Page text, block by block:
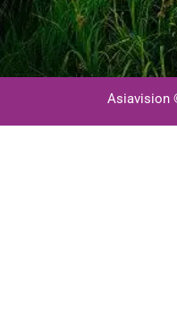
Asiavision